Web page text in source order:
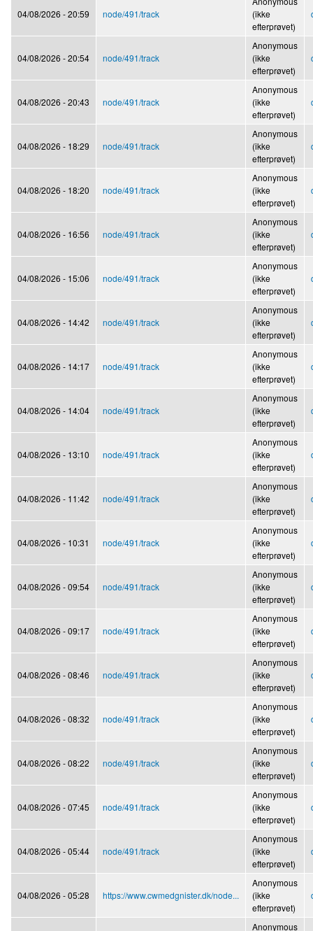
04/08/2026 - 20:59 node/491/track
(ikke
efterprøvet)
04/08/2026 - 20:54 node/491/track
Anonymous
(ikke
efterprøvet)
04/08/2026 - 20:43 node/491/track
Anonymous
(ikke
efterprøvet)
04/08/2026 - 18:29 node/491/track
Anonymous
(ikke
efterprøvet)
04/08/2026 - 18:20 node/491/track
Anonymous
(ikke
efterprøvet)
04/08/2026 - 16:56 node/491/track
Anonymous
(ikke
efterprøvet)
04/08/2026 - 15:06 node/491/track
Anonymous
(ikke
efterprøvet)
04/08/2026 - 14:42 node/491/track
Anonymous
(ikke
efterprøvet)
04/08/2026 - 14:17 node/491/track
Anonymous
(ikke
efterprøvet)
04/08/2026 - 14:04 node/491/track
Anonymous
(ikke
efterprøvet)
04/08/2026 - 13:10 node/491/track
Anonymous
(ikke
efterprøvet)
04/08/2026 - 11:42 node/491/track
Anonymous
(ikke
efterprøvet)
04/08/2026 - 10:31 node/491/track
Anonymous
(ikke
efterprøvet)
04/08/2026 - 09:54 node/491/track
Anonymous
(ikke
efterprøvet)
04/08/2026 - 09:17 node/491/track
Anonymous
(ikke
efterprøvet)
04/08/2026 - 08:46 node/491/track
Anonymous
(ikke
efterprøvet)
04/08/2026 - 08:32 node/491/track
Anonymous
(ikke
efterprøvet)
04/08/2026 - 08:22 node/491/track
Anonymous
(ikke
efterprøvet)
04/08/2026 - 07:45 node/491/track
Anonymous
(ikke
efterprøvet)
04/08/2026 - 05:44 node/491/track
Anonymous
(ikke
efterprøvet)
04/08/2026 - 05:28 https://www.cwmedgnister.dk/node...
Anonymous
(ikke
efterprøvet)
Anonymous